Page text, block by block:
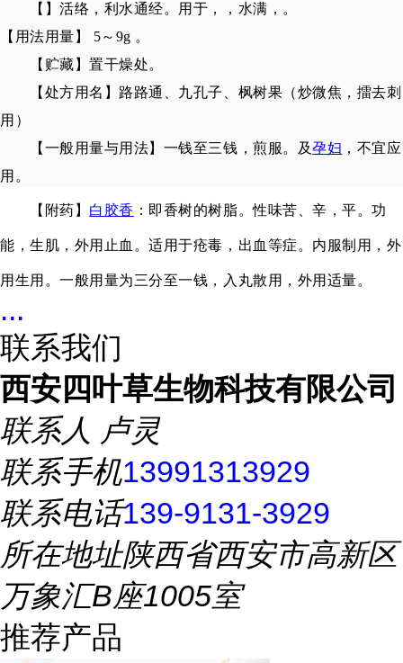
【】活络，利水通经。用于，，水满，。
【用法用量】 5～9g 。
【贮藏】置干燥处。
【处方用名】路路通、九孔子、枫树果（炒微焦，擂去刺
用）
【一般用量与用法】一钱至三钱，煎服。及孕妇 ，不宜应
用。
【附药】 白胶香 ：即香树的树脂。性味苦、辛，平。功
能，生肌，外用止血。适用于疮毒，出血等症。内服制用，外
用生用。一般用量为三分至一钱，入丸散用，外用适量。
...
联系我们
西安四叶草生物科技有限公司
联系人 卢灵
联系手机13991313929
联系电话139-9131-3929
所在地址陕西省西安市高新区
万象汇B座1005室
推荐产品